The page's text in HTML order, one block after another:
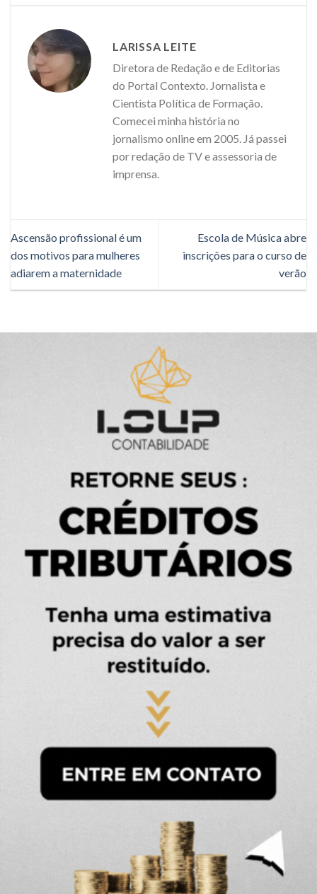
LARISSA LEITE
Diretora de Redação e de Editorias
do Portal Contexto. Jornalista e
Cientista Política de Formação.
Comecei minha história no
jornalismo online em 2005. Já passei
por redação de TV e assessoria de
imprensa.
Ascensão profissional é um
dos motivos para mulheres
adiarem a maternidade
Escola de Música abre
inscrições para o curso de
verão